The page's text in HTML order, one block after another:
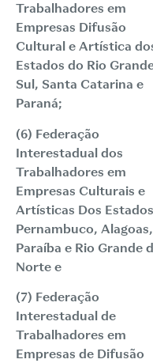
Trabalhadores em
Empresas Difusão
Cultural e Artística
Estados do Rio
Sul, Santa Catarina e
Paraná;
(6) Federação
Interestadual dos
Trabalhadores em
Empresas Culturais e
Artísticas Dos
Pernambuco, Alagoas,
Paraíba e Rio Grande
Norte e
(7) Federação
Interestadual de
Trabalhadores em
Empresas de Difusão